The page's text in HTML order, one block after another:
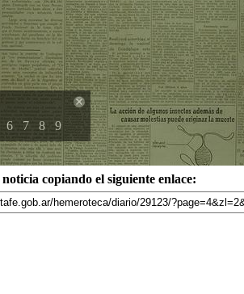
6 7 8 9
copiando el siguiente enlace: